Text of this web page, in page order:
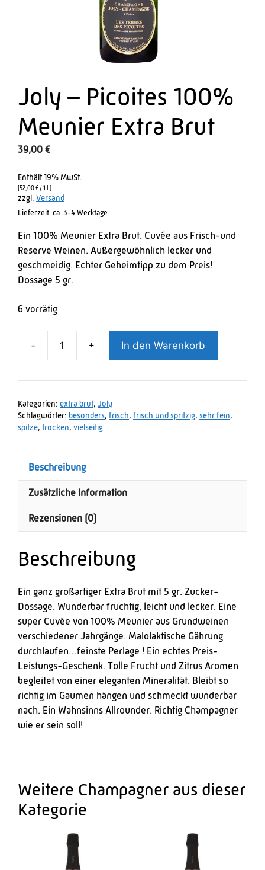
Joly – Picoites 100%
Meunier Extra Brut
39,00 €
Enthält 19% MwSt.
52,00 € / 1 L)
zzgl. Versand
Lieferzeit: ca. 3-4 Werktage
Ein 100% Meunier Extra Brut. Cuvée aus Frisch-und
Reserve Weinen. Außergewöhnlich lecker und
geschmeidig. Echter Geheimtipp zu dem Preis!
Dossage 5 gr.
6 vorrätig
-
Joly
Picoites
Meunier
+ In den Warenkorb
Kategorien: extra brut, Joly
Schlagwörter: besonders, frisch, frisch und spritzig, sehr fein,
spitze, trocken, vielseitig
Beschreibung
Zusätzliche Information
Rezensionen (0)
Beschreibung
Ein ganz großartiger Extra Brut mit 5 gr. Zucker-
Dossage. Wunderbar fruchtig, leicht und lecker. Eine
super Cuvée von 100% Meunier aus Grundweinen
verschiedener Jahrgänge. Malolaktische Gährung
durchlaufen…feinste Perlage ! Ein echtes Preis-
Leistungs-Geschenk. Tolle Frucht und Zitrus Aromen
begleitet von einer eleganten Mineralität. Bleibt so
richtig im Gaumen hängen und schmeckt wunderbar
nach. Ein Wahnsinns Allrounder. Richtig Champagner
wie er sein soll!
Weitere Champagner aus dieser
Kategorie